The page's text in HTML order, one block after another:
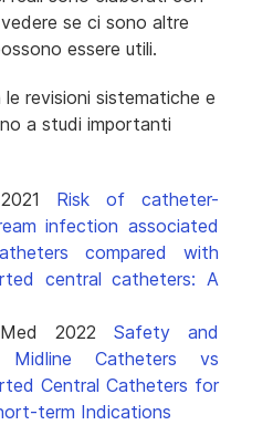
se ci sono altre
essere utili.
revisioni sistematiche e
a studi importanti
Risk of catheter-
infection associated
compared with
central catheters: A
2022 Safety and
Catheters vs
Central Catheters for
term Indications